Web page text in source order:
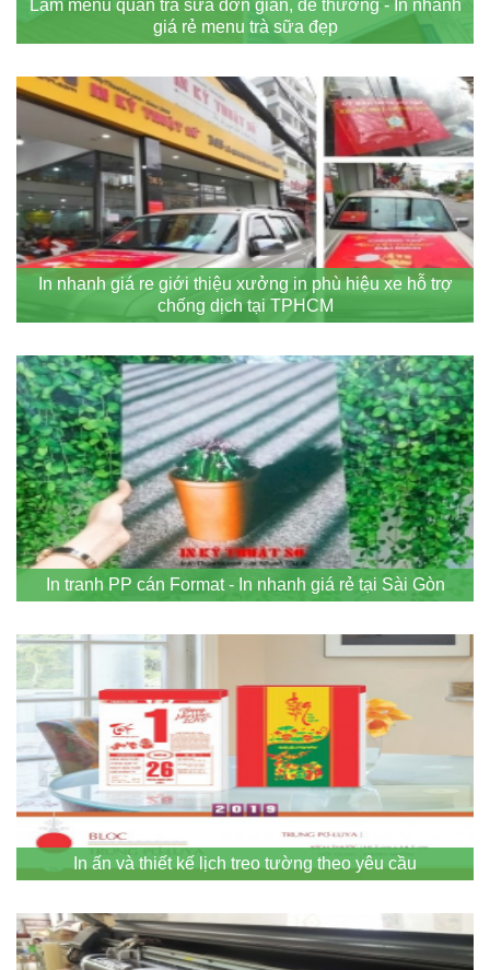
Làm menu quán trà sữa đơn giản, dễ thương - In nhanh
giá rẻ menu trà sữa đẹp
In nhanh giá re giới thiệu xưởng in phù hiệu xe hỗ trợ
chống dịch tại TPHCM
In tranh PP cán Format - In nhanh giá rẻ tại Sài Gòn
In ấn và thiết kế lịch treo tường theo yêu cầu